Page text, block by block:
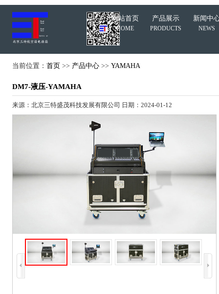
网站首页
HOME
产品展示
PRODUCTS
新闻中
NEWS
当前位置： 首页 >> 产品中心>> YAMAHA
DM7-液压-YAMAHA
来源：北京三特盛茂科技发展有限公司 日期：2024-01-12